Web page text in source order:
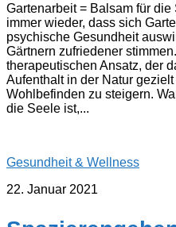
Gartenarbeit = Balsam für
immer wieder, dass sich
psychische Gesundheit
Gärtnern zufriedener
therapeutischen Ansatz, der
Aufenthalt in der Natur
Wohlbefinden zu steigern.
die Seele ist,...
Gesundheit & Wellness
22. Januar 2021